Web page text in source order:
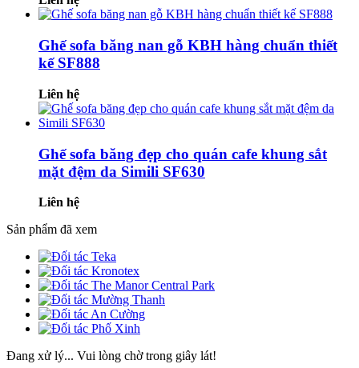
Ghế sofa băng nan gỗ KBH hàng chuẩn thiết
kế SF888
Liên hệ
Ghế sofa băng đẹp cho quán cafe khung sắt
mặt đệm da Simili SF630
Liên hệ
Sản phẩm đã xem
Đang xử lý... Vui lòng chờ trong giây lát!